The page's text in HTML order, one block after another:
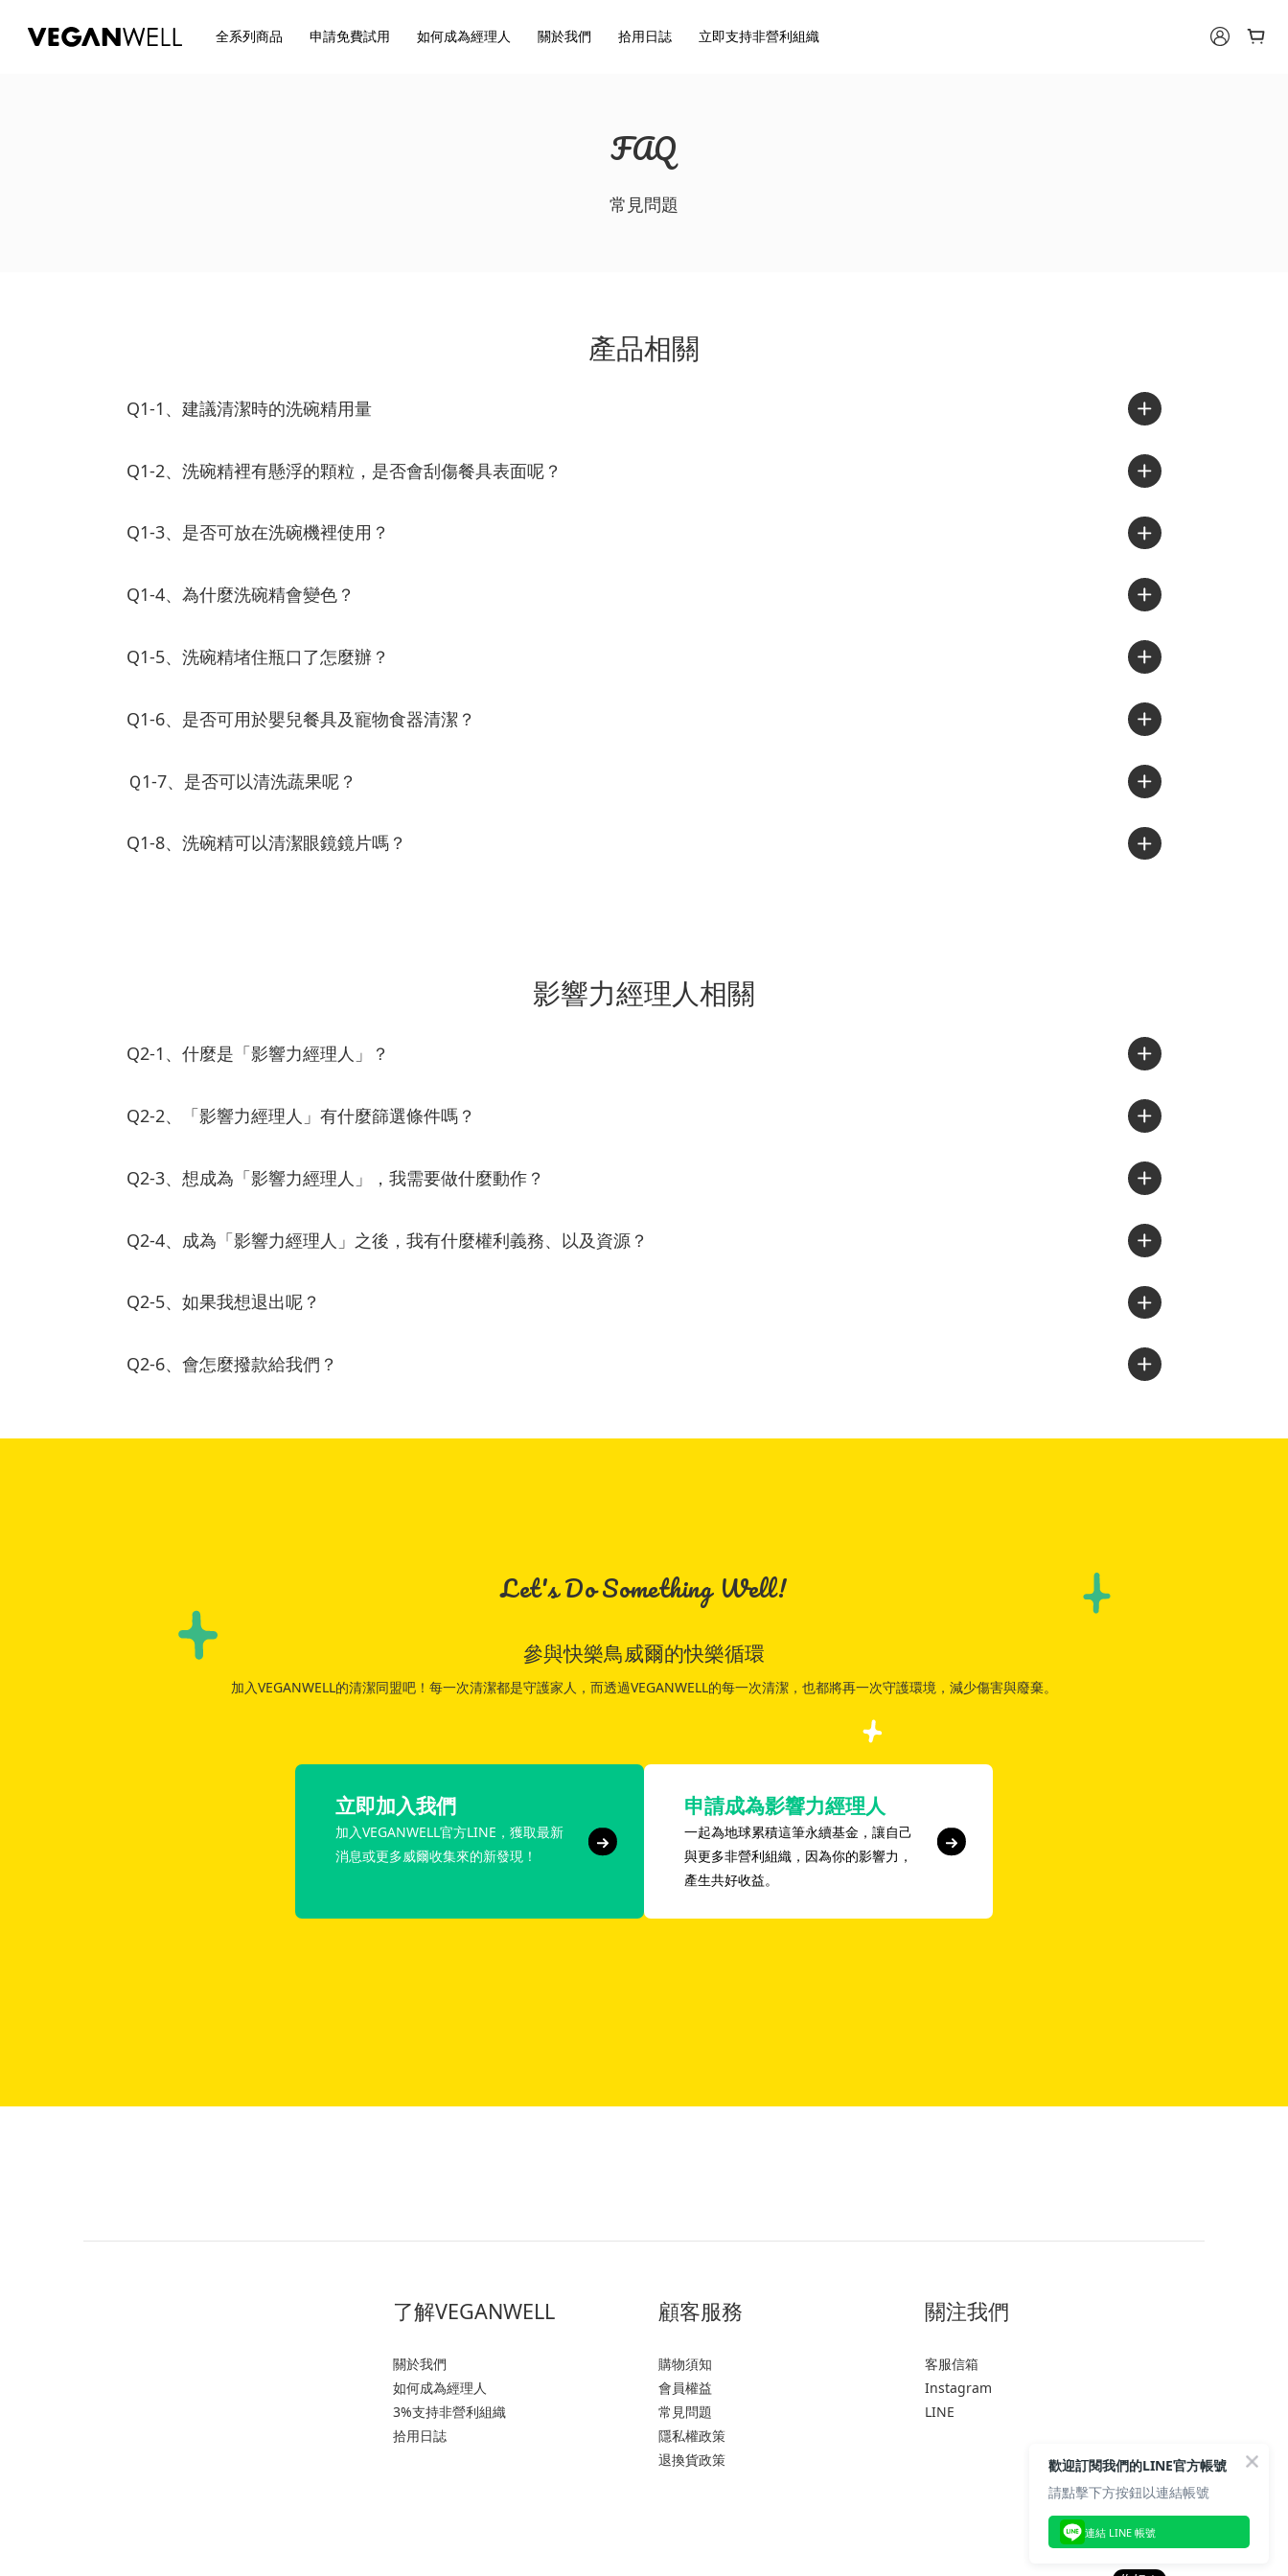
全系列商品 申請免費試用 如何成為經理人 關於我們 拾用日誌 立即支持非營利組織
FAQ
常見問題
產品相關
Q1-1、建議清潔時的洗碗精用量
Q1-2、洗碗精裡有懸浮的顆粒，是否會刮傷餐具表面呢？
Q1-3、是否可放在洗碗機裡使用？
Q1-4、為什麼洗碗精會變色？
Q1-5、洗碗精堵住瓶口了怎麼辦？
Q1-6、是否可用於嬰兒餐具及寵物食器清潔？
Ｑ1-7、是否可以清洗蔬果呢？
Q1-8、洗碗精可以清潔眼鏡鏡片嗎？
影響力經理人相關
Q2-1、什麼是「影響力經理人」？
Q2-2、「影響力經理人」有什麼篩選條件嗎？
Q2-3、想成為「影響力經理人」，我需要做什麼動作？
Q2-4、成為「影響力經理人」之後，我有什麼權利義務、以及資源？
Q2-5、如果我想退出呢？
Q2-6、會怎麼撥款給我們？
Let's Do Something Well!
參與快樂鳥威爾的快樂循環
加入VEGANWELL的清潔同盟吧！每一次清潔都是守護家人，而透過VEGANWELL的每一次清潔，也都將再一次守護環境，減少傷害與廢棄。
立即加入我們
加入VEGANWELL官方LINE，獲取最新
消息或更多威爾收集來的新發現！
申請成為影響力經理人
一起為地球累積這筆永續基金，讓自己
與更多非營利組織，因為你的影響力，
產生共好收益。
了解VEGANWELL
關於我們
如何成為經理人
3%支持非營利組織
拾用日誌
顧客服務
購物須知
會員權益
常見問題
隱私權政策
退換貨政策
關注我們
客服信箱
Instagram
LINE
歡迎訂閱我們的LINE官方帳號
請點擊下方按鈕以連結帳號
連結 LINE 帳號